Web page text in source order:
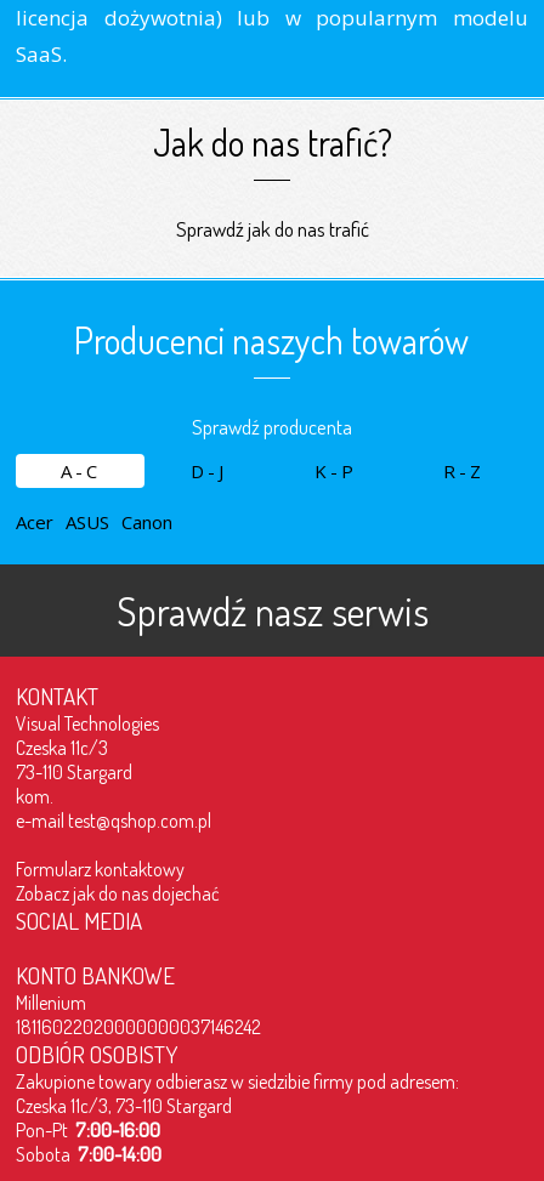
licencja dożywotnia) lub w popularnym modelu
SaaS.
Jak do nas trafić?
Sprawdź jak do nas trafić
Producenci naszych towarów
Sprawdź producenta
A-C D-J K-P R-Z
Acer ASUS Canon
Sprawdź nasz serwis
KONTAKT
Visual Technologies
Czeska 11c/3
73-110 Stargard
kom.
e-mailtest@qshop.com.pl
Formularz kontaktowy
Zobacz jak do nas dojechać
SOCIAL MEDIA
KONTO BANKOWE
Millenium
18116022020000000037146242
ODBIÓR OSOBISTY
Zakupione towary odbierasz w siedzibie firmy pod adresem:
Czeska 11c/3, 73-110 Stargard
Pon-Pt7:00-16:00
Sobota7:00-14:00